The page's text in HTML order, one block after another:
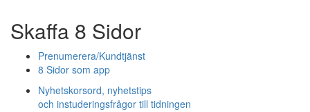
Skaffa 8 Sidor
Prenumerera/Kundtjänst
8 Sidor som app
Nyhetskorsord, nyhetstips
och instuderingsfrågor till tidningen